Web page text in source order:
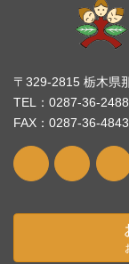
〒329-2815 栃木県
TEL：0287-36-2488
FAX：0287-36-4843